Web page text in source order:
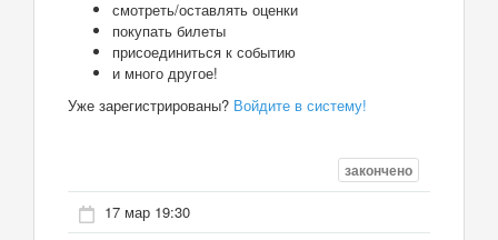
смотреть/оставлять оценки
покупать билеты
присоединиться к событию
и много другое!
Уже зарегистрированы? Войдите в систему!
закончено
17 мар 19:30